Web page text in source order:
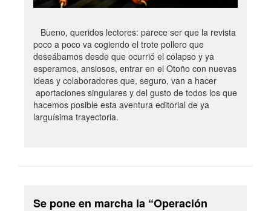
Bueno, queridos lectores: parece ser que la revista
poco a poco va cogiendo el trote pollero que
deseábamos desde que ocurrió el colapso y ya
esperamos, ansiosos, entrar en el Otoño con nuevas
ideas y colaboradores que, seguro, van a hacer
aportaciones singulares y del gusto de todos los que
hacemos posible esta aventura editorial de ya
larguísima trayectoria.
Se pone en marcha la “Operación